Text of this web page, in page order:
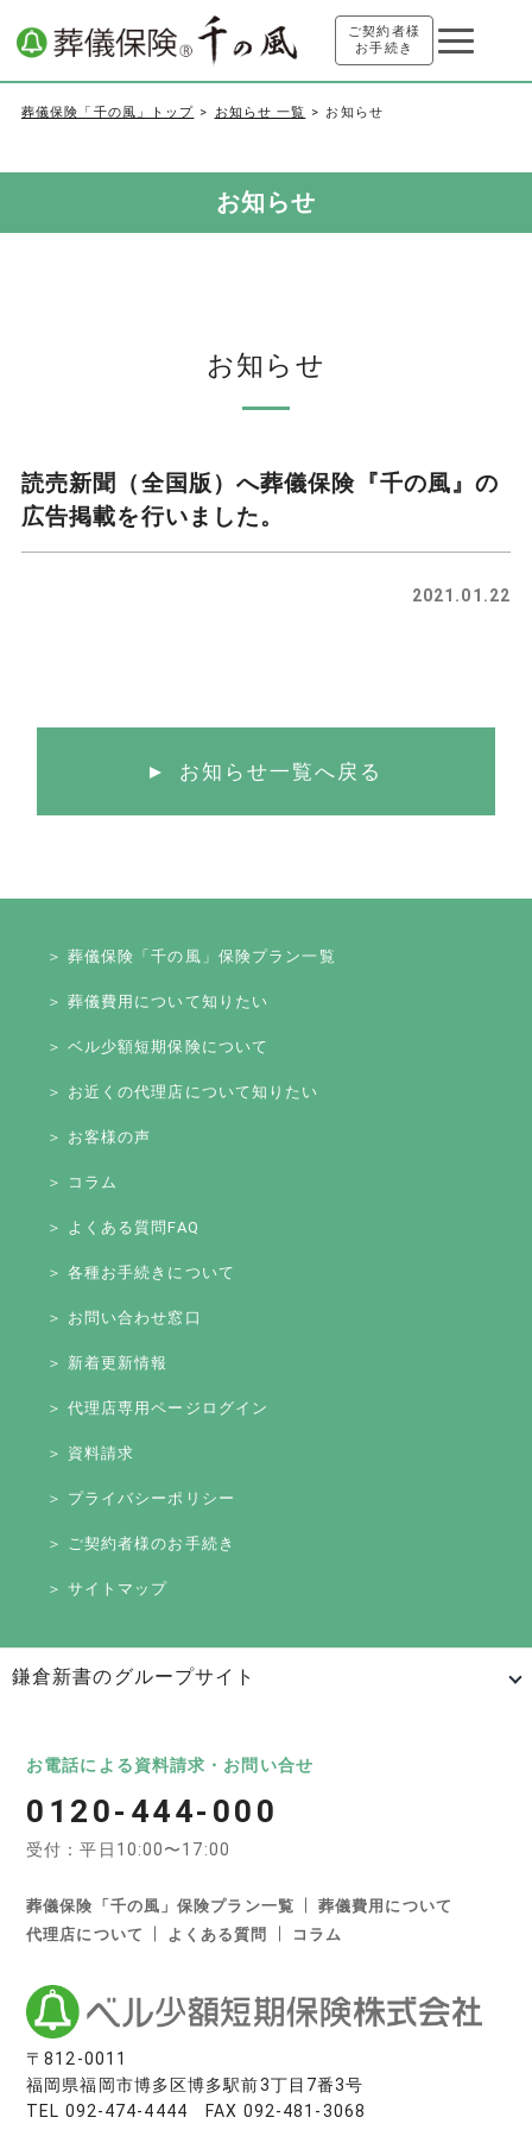
ご契約者様
お手続き
葬儀保険「千の風」トップ お知らせ 一覧 お知らせ
お知らせ
お知らせ
読売新聞（全国版）へ葬儀保険『千の風』の
広告掲載を行いました。
2021.01.22
お知らせ一覧へ戻る
＞ 葬儀保険「千の風」保険プラン一覧
＞ 葬儀費用について知りたい
＞ ベル少額短期保険について
＞ お近くの代理店について知りたい
＞ お客様の声
＞ コラム
＞ よくある質問FAQ
＞ 各種お手続きについて
＞ お問い合わせ窓口
＞ 新着更新情報
＞ 代理店専用ページログイン
＞ 資料請求
＞ プライバシーポリシー
＞ ご契約者様のお手続き
＞ サイトマップ
鎌倉新書のグループサイト
いいお墓 Life.（ライフドット） いいお墓-永代供養墓版
いいお墓-ペット霊園版 樹木葬なび
寺院墓地.com 優良墓石・石材店ガイド
お墓の引越し＆墓じまいくん
いい葬儀 いいお坊さん
日本最大級の仏壇仏具総合サイト「いい仏壇」
いい仏壇
お電話による資料請求・お問い合せ
0120-444-000
受付：平日10:00〜17:00
葬儀保険「千の風」保険プラン一覧
葬儀費用について
代理店について
よくある質問 コラム
〒812-0011
福岡県福岡市博多区博多駅前3丁目7番3号
TEL 092-474-4444 FAX 092-481-3068